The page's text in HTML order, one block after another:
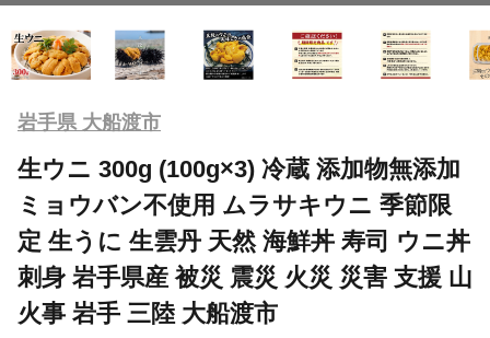
岩手県 大船渡市
生ウニ 300g (100g×3) 冷蔵 添加物無添加
ミョウバン不使用 ムラサキウニ 季節限
定 生うに 生雲丹 天然 海鮮丼 寿司 ウニ丼
刺身 岩手県産 被災 震災 火災 災害 支援 山
火事 岩手 三陸 大船渡市